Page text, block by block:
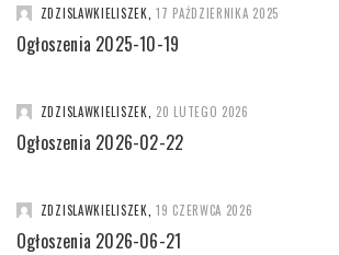
ZDZISLAWKIELISZEK 17 PAŹDZIERNIKA 2025
Ogłoszenia 2025-10-19
ZDZISLAWKIELISZEK 20 LUTEGO 2026
Ogłoszenia 2026-02-22
ZDZISLAWKIELISZEK 19 CZERWCA 2026
Ogłoszenia 2026-06-21